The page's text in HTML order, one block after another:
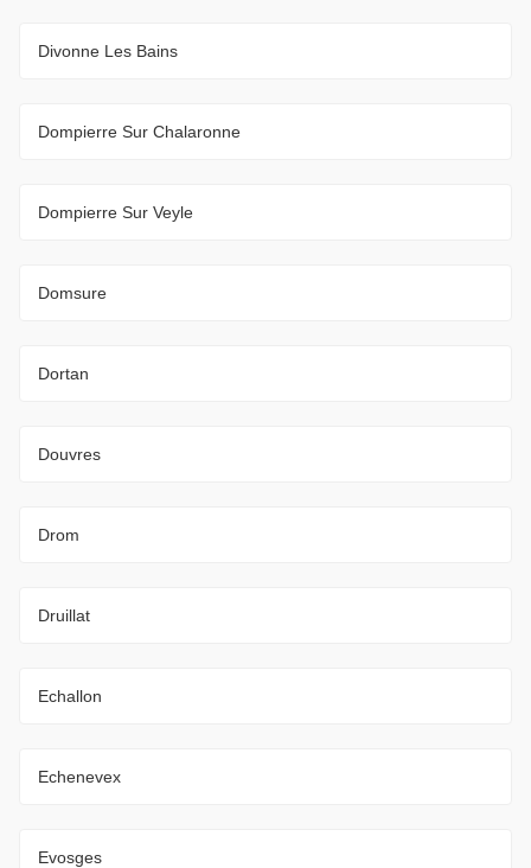
Divonne Les Bains
Dompierre Sur Chalaronne
Dompierre Sur Veyle
Domsure
Dortan
Douvres
Drom
Druillat
Echallon
Echenevex
Evosges